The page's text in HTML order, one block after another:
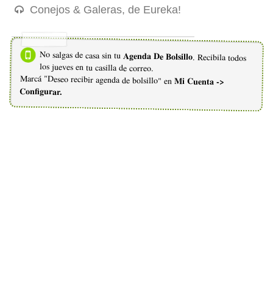
Conejos & Galeras, de Eureka!
No salgas de casa sin tu Agenda De Bolsillo. Recibila todos
los jueves en tu casilla de correo.
Marcá "Deseo recibir agenda de bolsillo" en Mi Cuenta ->
Configurar.